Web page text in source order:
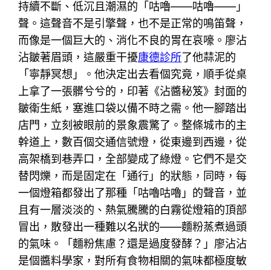
持續不斷、低沉且潮濕的「咕嚕——咕嚕——」
聲。這聲音不是引擎聲，也不是正常的鳴笛聲，
而像是一個巨大的、消化不良的胃在哀嚎。廖沾
沾皺著眉頭，這嚴重干擾康德診所了他蒜泥的
「寧靜冥想」。他決定出去看個究竟，順手從桌
上拿了一張髒兮兮的，印著《沾醬秘笈》封面的
皺衛生紙，塞進口袋以備不時之需。他一腳踏出
店門，立刻被眼前的景象震驚了。整條城市的主
幹道上，數百個交通信號燈，從東邊到西邊，從
高架橋到巷弄口，全部變成了綠燈。它們不是交
替閃爍，而是固定在「通行」的狀態，同時，每
一個燈箱都發出了那種「咕嚕咕嚕」的聲音，並
且有一層淡淡的、熱氣騰騰的白霧從燈箱的頂部
冒出，散發出一種難以名狀的——麵粉蒸煮過頭
的氣味。「麵粉焦慮？還是過度發酵？」廖沾沾
是個醬料學家，對所有食物相關的氣味都極度敏